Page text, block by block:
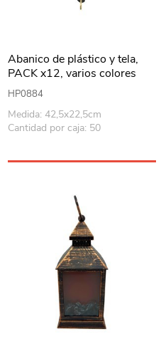
Abanico de plástico y tela,
PACK x12, varios colores
HP0884
Medida: 42,5x22,5cm
Cantidad por caja: 50